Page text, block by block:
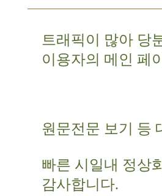
트래픽이 많아 당
이용자의 메인 페
원문전문 보기 등
빠른 시일내 정상
감사합니다.